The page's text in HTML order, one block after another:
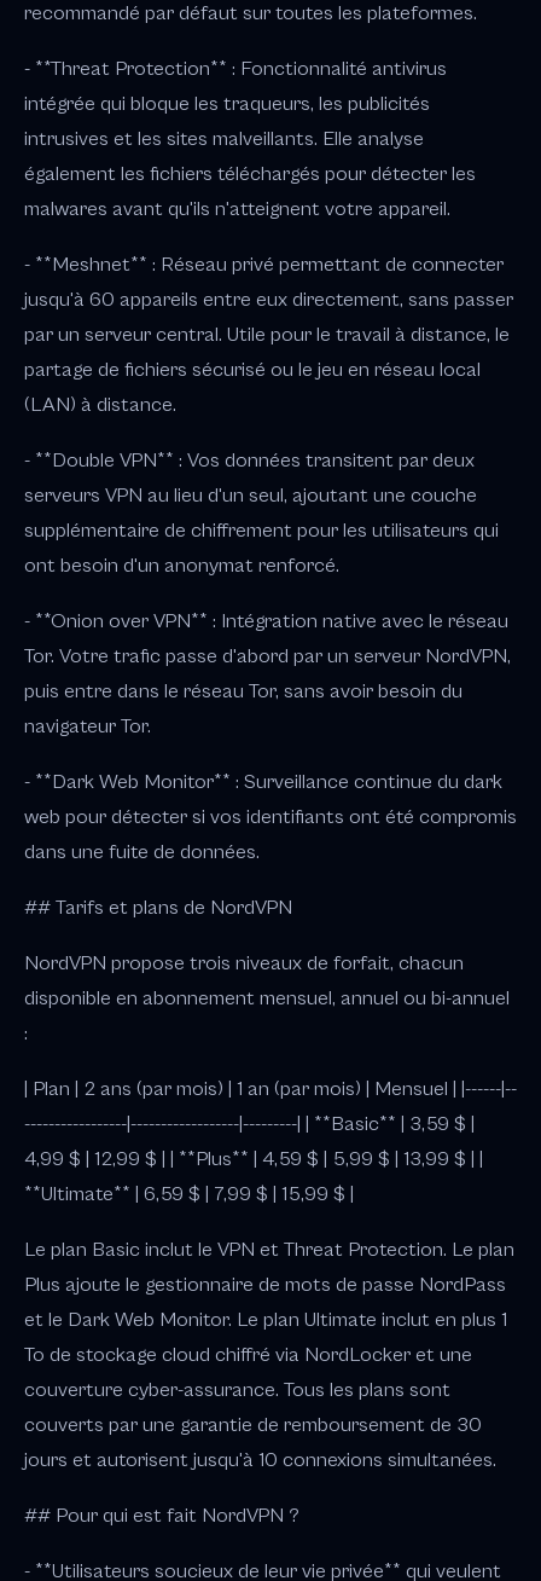
recommandé par défaut sur toutes les plateformes.
- **Threat Protection** : Fonctionnalité antivirus
intégrée qui bloque les traqueurs, les publicités
intrusives et les sites malveillants. Elle analyse
également les fichiers téléchargés pour détecter les
malwares avant qu'ils n'atteignent votre appareil.
- **Meshnet** : Réseau privé permettant de connecter
jusqu'à 60 appareils entre eux directement, sans passer
par un serveur central. Utile pour le travail à distance, le
partage de fichiers sécurisé ou le jeu en réseau local
(LAN) à distance.
- **Double VPN** : Vos données transitent par deux
serveurs VPN au lieu d'un seul, ajoutant une couche
supplémentaire de chiffrement pour les utilisateurs qui
ont besoin d'un anonymat renforcé.
- **Onion over VPN** : Intégration native avec le réseau
Tor. Votre trafic passe d'abord par un serveur NordVPN,
puis entre dans le réseau Tor, sans avoir besoin du
navigateur Tor.
- **Dark Web Monitor** : Surveillance continue du dark
web pour détecter si vos identifiants ont été compromis
dans une fuite de données.
## Tarifs et plans de NordVPN
NordVPN propose trois niveaux de forfait, chacun
disponible en abonnement mensuel, annuel ou bi-annuel
:
| Plan | 2 ans (par mois) | 1 an (par mois) | Mensuel | |------|--
-----------------|------------------|---------| | **Basic** | 3,59 $ |
4,99 $ | 12,99 $ | | **Plus** | 4,59 $ | 5,99 $ | 13,99 $ | |
**Ultimate** | 6,59 $ | 7,99 $ | 15,99 $ |
Le plan Basic inclut le VPN et Threat Protection. Le plan
Plus ajoute le gestionnaire de mots de passe NordPass
et le Dark Web Monitor. Le plan Ultimate inclut en plus 1
To de stockage cloud chiffré via NordLocker et une
couverture cyber-assurance. Tous les plans sont
couverts par une garantie de remboursement de 30
jours et autorisent jusqu'à 10 connexions simultanées.
## Pour qui est fait NordVPN ?
- **Utilisateurs soucieux de leur vie privée** qui veulent